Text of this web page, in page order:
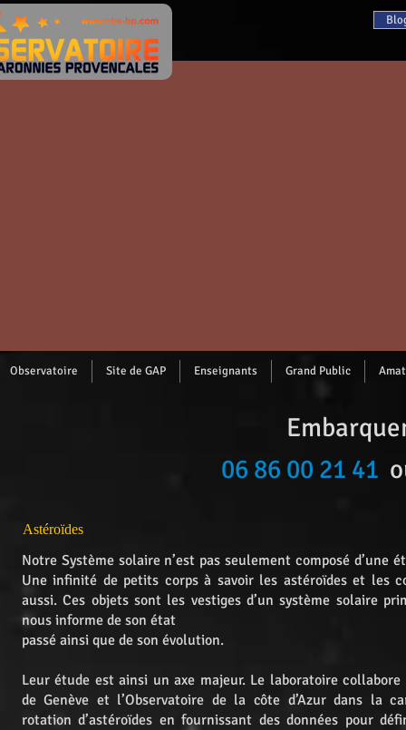
Observatoire Site de GAP Enseignants Grand Public
06 86 00 21 41
Astéroïdes
Notre Système solaire n’est pas seulement composé d’une
Une infinité de petits corps à savoir les astéroïdes et les
aussi. Ces objets sont les vestiges d’un système solaire
nous informe de son état
passé ainsi que de son évolution.
Leur étude est ainsi un axe majeur. Le laboratoire collabore
de Genève et l’Observatoire de la côte d’Azur dans la
rotation d’astéroïdes en fournissant des données pour